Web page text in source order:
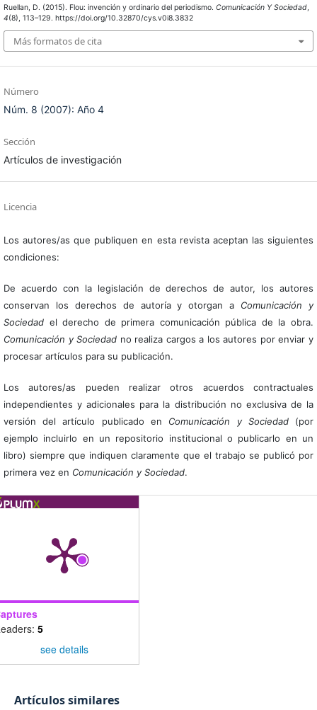
Ruellan, D. (2015). Flou: invención y ordinario del periodismo. Comunicación Y Sociedad,
4(8), 113–129. https://doi.org/10.32870/cys.v0i8.3832
Más formatos de cita
Número
Núm. 8 (2007): Año 4
Sección
Artículos de investigación
Licencia
Los autores/as que publiquen en esta revista aceptan las siguientes
condiciones:
De acuerdo con la legislación de derechos de autor, los autores
conservan los derechos de autoría y otorgan a Comunicación y
Sociedadel derecho de primera comunicación pública de la obra.
Comunicación y Sociedad no realiza cargos a los autores por enviar y
procesar artículos para su publicación.
Los autores/as pueden realizar otros acuerdos contractuales
independientes y adicionales para la distribución no exclusiva de la
versión del artículo publicado en Comunicación y Sociedad(por
ejemplo incluirlo en un repositorio institucional o publicarlo en un
libro) siempre que indiquen claramente que el trabajo se publicó por
primera vez en Comunicación y Sociedad.
5
see details
Artículos similares